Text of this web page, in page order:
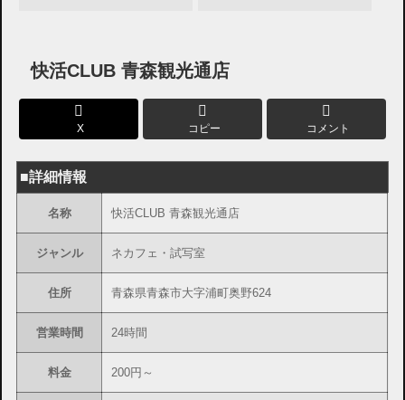
快活CLUB 青森観光通店
X コピー コメント
■詳細情報
名称 快活CLUB 青森観光通店
ジャンル ネカフェ・試写室
住所 青森県青森市大字浦町奥野624
営業時間 24時間
料金 200円～